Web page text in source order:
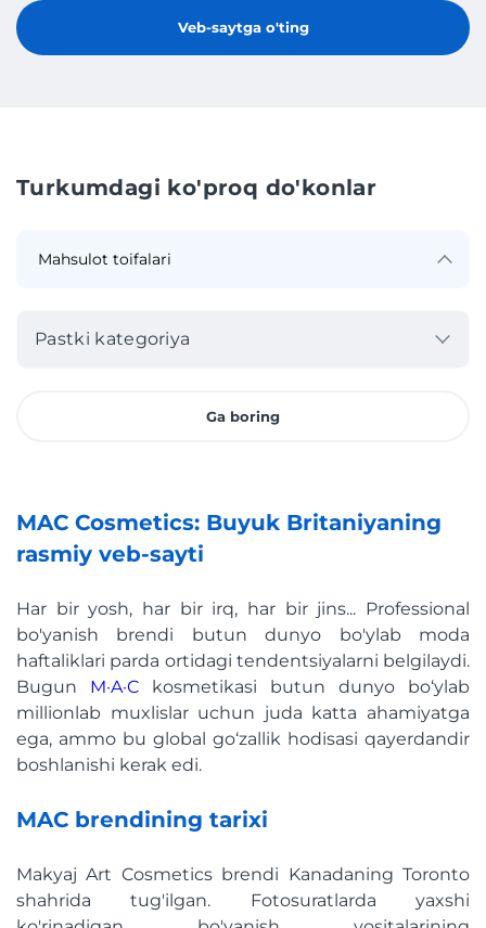
Veb-saytga o'ting
Turkumdagi ko'proq do'konlar
Pastki kategoriya
Ga boring
MAC Cosmetics: Buyuk Britaniyaning
rasmiy veb-sayti
Har bir yosh, har bir irq, har bir jins... Professional
bo'yanish brendi butun dunyo bo'ylab moda
haftaliklari parda ortidagi tendentsiyalarni belgilaydi.
Bugun M·A·C kosmetikasi butun dunyo bo‘ylab
millionlab muxlislar uchun juda katta ahamiyatga
ega, ammo bu global go‘zallik hodisasi qayerdandir
boshlanishi kerak edi.
MAC brendining tarixi
Makyaj Art Cosmetics brendi Kanadaning Toronto
shahrida tug'ilgan. Fotosuratlarda yaxshi